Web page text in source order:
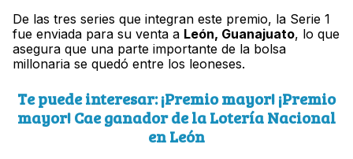
De las tres series que integran este premio, la Serie 1
fue enviada para su venta a León, Guanajuato, lo que
asegura que una parte importante de la bolsa
millonaria se quedó entre los leoneses.
Te puede interesar: ¡Premio mayor! ¡Premio
mayor! Cae ganador de la Lotería Nacional
en León